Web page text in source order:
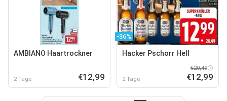
AMBIANO Haartrockner
2 Tage €12,99
-36%
Hacker Pschorr Hell
2 Tage
€20,49
€12,99